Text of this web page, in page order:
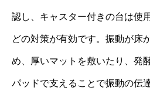
認し、キャスター付きの台は使
どの対策が有効です。振動が床
め、厚いマットを敷いたり、発
パッドで支えることで振動の伝